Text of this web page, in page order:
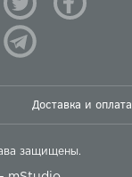
Доставка и оплата
защищены.